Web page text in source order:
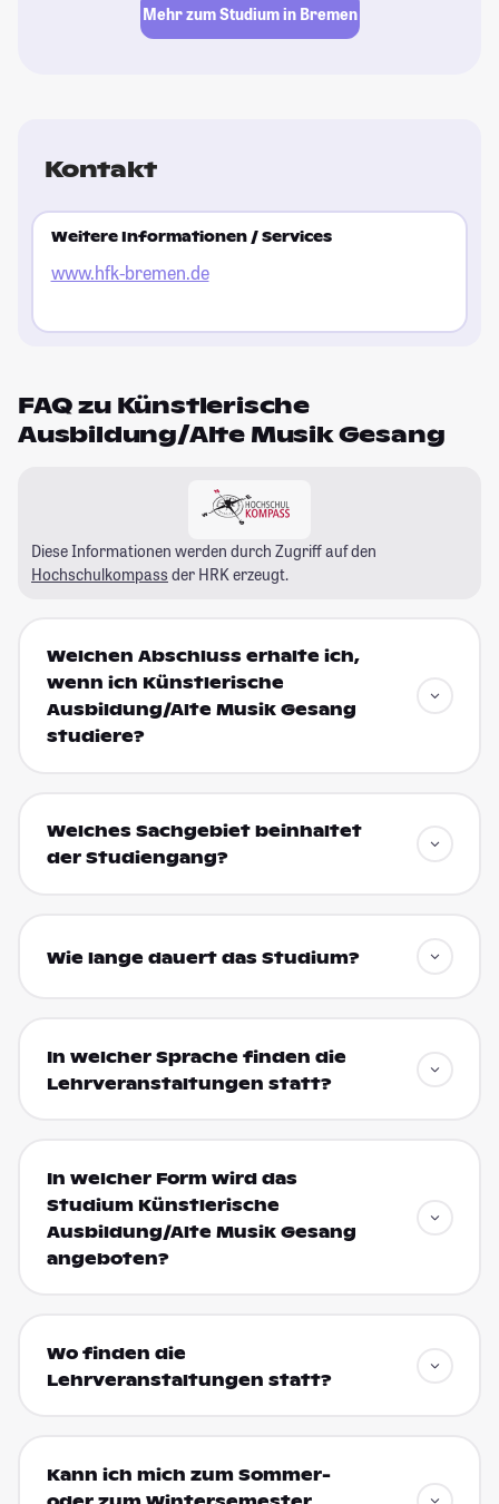
Mehr zum Studium in Bremen
Kontakt
Weitere Informationen / Services
www.hfk-bremen.de
FAQ zu Künstlerische
Ausbildung/Alte Musik Gesang
Diese Informationen werden durch Zugriff auf den
Hochschulkompass der HRK erzeugt.
Welchen Abschluss erhalte ich,
wenn ich Künstlerische
Ausbildung/Alte Musik Gesang
studiere?
Welches Sachgebiet beinhaltet
der Studiengang?
Wie lange dauert das Studium?
In welcher Sprache finden die
Lehrveranstaltungen statt?
In welcher Form wird das
Studium Künstlerische
Ausbildung/Alte Musik Gesang
angeboten?
Wo finden die
Lehrveranstaltungen statt?
Kann ich mich zum Sommer-